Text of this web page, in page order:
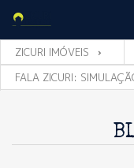
ZICURI IMÓVEIS
FALA ZICURI: